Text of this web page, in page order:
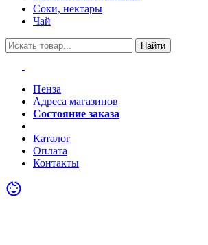
Соки, нектары
Чай
Найти
Пенза
Адреса магазинов
Состояние заказа
Каталог
Оплата
Контакты